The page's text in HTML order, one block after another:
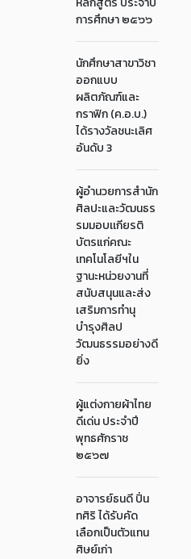
การศึกษา ๒๕๖๖
นักศึกษาสาขาวิชา
ออกแบบ
ผลิตภัณฑ์และ
กราฟิก (ค.อ.บ.)
ได้รางวัลชนะเลิศ
อันดับ 3
ผู้อำนวยการสำนัก
ศิลปะและวัฒนธร
รมมอบเเกียรติ
บัตรแก่คณะ
เทคโนโลยีฯใน
ฐานะหน่วยงานที่
สนับสนุนและส่ง
เสริมการทำนุ
บำรุงศิลป
วัฒนธรรมอย่างดี
ยิ่ง
ผู้แต่งกายผ้าไทย
ดีเด่น ประจำปี
พุทธศักราช
๒๕๖๗
อาจารย์ธนดี ปิ่น
ทศิริ ได้รับคัด
เลือกเป็นตัวแทน
ศิษย์เก่า